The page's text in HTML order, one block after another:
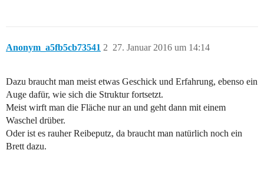
Anonym_a5fb5cb73541 27. Januar 2016 um 14:14
2
Dazu braucht man meist etwas Geschick und Erfahrung, ebenso ein
Auge dafür, wie sich die Struktur fortsetzt.
Meist wirft man die Fläche nur an und geht dann mit einem
Waschel drüber.
Oder ist es rauher Reibeputz, da braucht man natürlich noch ein
Brett dazu.